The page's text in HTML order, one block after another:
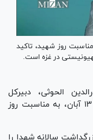
روز شهید، تاکید
در غزه است.
الحوثی، دبیرکل
جنبش انصارالله یمن روز سه شنبه، ۱۳ آبان، به مناسبت روز
سالانه شهدا را